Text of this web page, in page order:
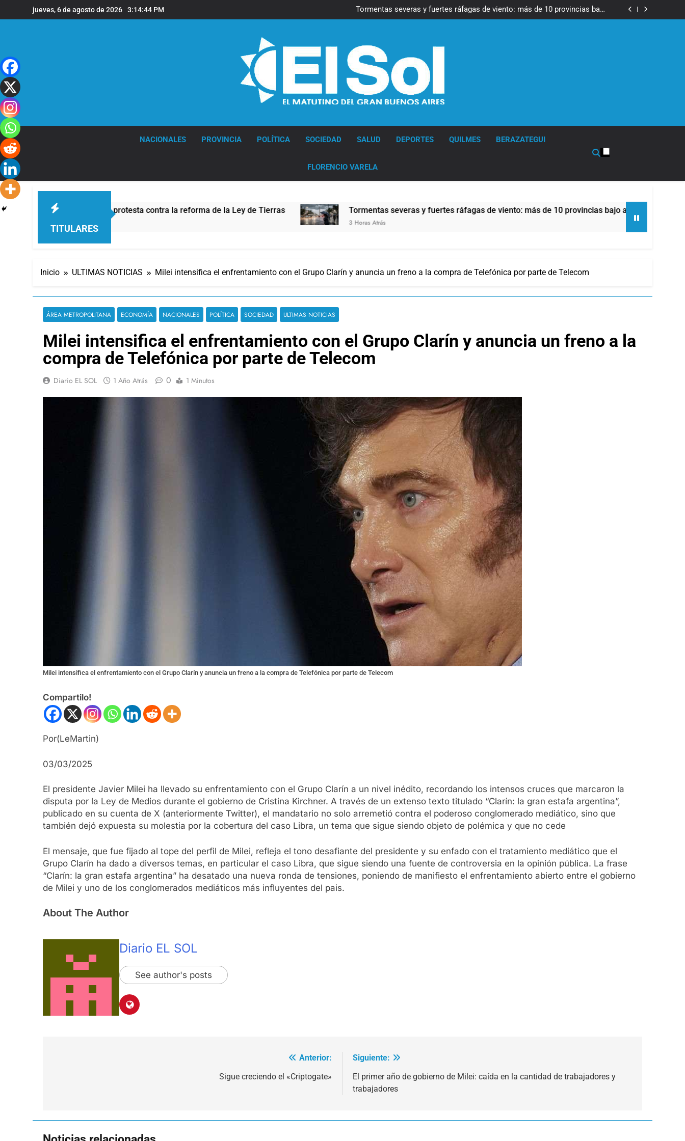
al
jueves, 6 de agosto de 2026 3:14:45 PM
protesta contra la reforma de la Ley de Tierras
Tormentas severas y fuertes ráfagas de viento: más de 10 provincias bajo
alerta meteorológica
Senado debate el proyecto sobre propiedad privada con foco en los
Tormentas severas y fuertes ráfagas de viento: más de 10 provincias bajo
Senado debate el proyecto sobre propiedad privada con foco en los
Día del Cirujano Torácico: una especialidad clave para el cuidado de la
NACIONALES PROVINCIA POLÍTICA SOCIEDAD SALUD DEPORTES QUILMES BERAZATEGUI
FLORENCIO VARELA
TITULARES
seguridad por la protesta contra la reforma de la Ley de Tierras Tormentas severas y fuertes ráfagas de viento: más de 10 provincias bajo alerta meteorológica
3 Horas Atrás
Inicio ULTIMAS NOTICIAS Milei intensifica el enfrentamiento con el Grupo Clarín y anuncia un freno a la compra de Telefónica por parte de Telecom
ÁREA METROPOLITANA ECONOMÍA NACIONALES POLÍTICA SOCIEDAD ULTIMAS NOTICIAS
Milei intensifica el enfrentamiento con el Grupo Clarín y anuncia un freno a la
compra de Telefónica por parte de Telecom
Diario EL SOL 1 Año Atrás 0 1 Minutos
Milei intensifica el enfrentamiento con el Grupo Clarín y anuncia un freno a la compra de Telefónica por parte de Telecom
Compartilo!
Por(LeMartin)
03/03/2025
El presidente Javier Milei ha llevado su enfrentamiento con el Grupo Clarín a un nivel inédito, recordando los intensos cruces que marcaron la
disputa por la Ley de Medios durante el gobierno de Cristina Kirchner. A través de un extenso texto titulado “Clarín: la gran estafa argentina”,
publicado en su cuenta de X (anteriormente Twitter), el mandatario no solo arremetió contra el poderoso conglomerado mediático, sino que
también dejó expuesta su molestia por la cobertura del caso Libra, un tema que sigue siendo objeto de polémica y que no cede
El mensaje, que fue fijado al tope del perfil de Milei, refleja el tono desafiante del presidente y su enfado con el tratamiento mediático que el
Grupo Clarín ha dado a diversos temas, en particular el caso Libra, que sigue siendo una fuente de controversia en la opinión pública. La frase
“Clarín: la gran estafa argentina” ha desatado una nueva ronda de tensiones, poniendo de manifiesto el enfrentamiento abierto entre el gobierno
de Milei y uno de los conglomerados mediáticos más influyentes del pais.
About The Author
Diario EL SOL
See author's posts
Anterior:
Sigue creciendo el «Criptogate»
Siguiente:
El primer año de gobierno de Milei: caída en la cantidad de trabajadores y
trabajadores